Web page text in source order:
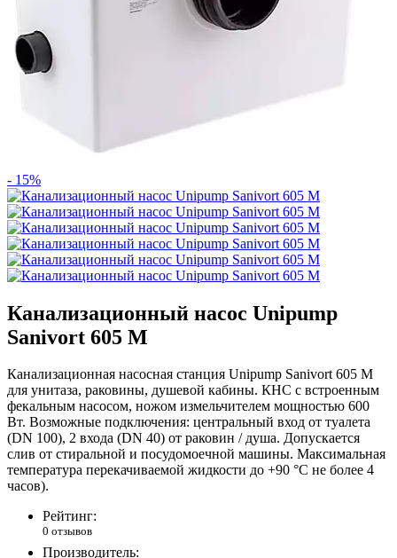
- 15%
Канализационный насос Unipump
Sanivort 605 M
Канализационная насосная станция Unipump Sanivort 605 M
для унитаза, раковины, душевой кабины. КНС с встроенным
фекальным насосом, ножом измельчителем мощностью 600
Вт. Возможные подключения: центральный вход от туалета
(DN 100), 2 входа (DN 40) от раковин / душа. Допускается
слив от стиральной и посудомоечной машины. Максимальная
температура перекачиваемой жидкости до +90 °С не более 4
часов).
Рейтинг:
0 отзывов
Производитель: